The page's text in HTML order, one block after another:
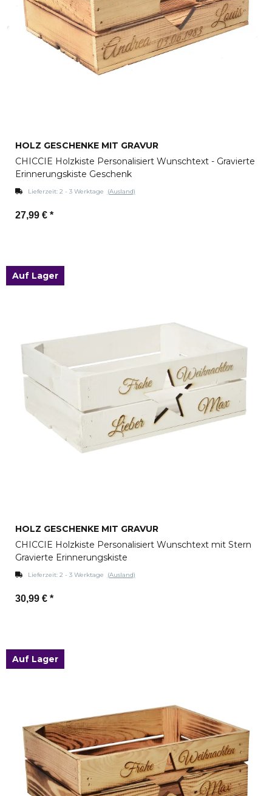
HOLZ GESCHENKE MIT GRAVUR
CHICCIE Holzkiste Personalisiert Wunschtext - Gravierte
Erinnerungskiste Geschenk
Lieferzeit: 2 - 3 Werktage (Ausland)
27,99 € *
Auf Lager
HOLZ GESCHENKE MIT GRAVUR
CHICCIE Holzkiste Personalisiert Wunschtext mit Stern
Gravierte Erinnerungskiste
Lieferzeit: 2 - 3 Werktage (Ausland)
30,99 € *
Auf Lager